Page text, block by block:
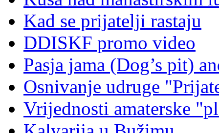
Kad se prijatelji rastaju
DDISKF promo video
Pasja jama (Dog’s pit)
Osnivanje udruge
Vrijednosti amaterske